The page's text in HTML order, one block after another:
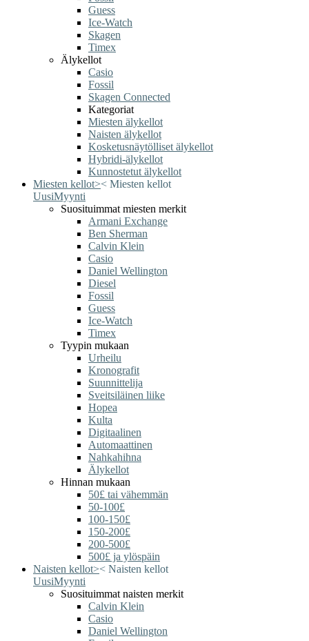
Guess
Ice-Watch
Skagen
Timex
Älykellot
Casio
Fossil
Skagen Connected
Kategoriat
Miesten älykellot
Naisten älykellot
Kosketusnäytölliset älykellot
Hybridi-älykellot
Kunnostetut älykellot
Miesten kellot>< Miesten kellot
UusiMyynti
Suosituimmat miesten merkit
Armani Exchange
Ben Sherman
Calvin Klein
Casio
Daniel Wellington
Diesel
Fossil
Guess
Ice-Watch
Timex
Tyypin mukaan
Urheilu
Kronografit
Suunnittelija
Sveitsiläinen liike
Hopea
Kulta
Digitaalinen
Automaattinen
Nahkahihna
Älykellot
Hinnan mukaan
50£ tai vähemmän
50-100£
100-150£
150-200£
200-500£
500£ ja ylöspäin
Naisten kellot>< Naisten kellot
UusiMyynti
Suosituimmat naisten merkit
Calvin Klein
Casio
Daniel Wellington